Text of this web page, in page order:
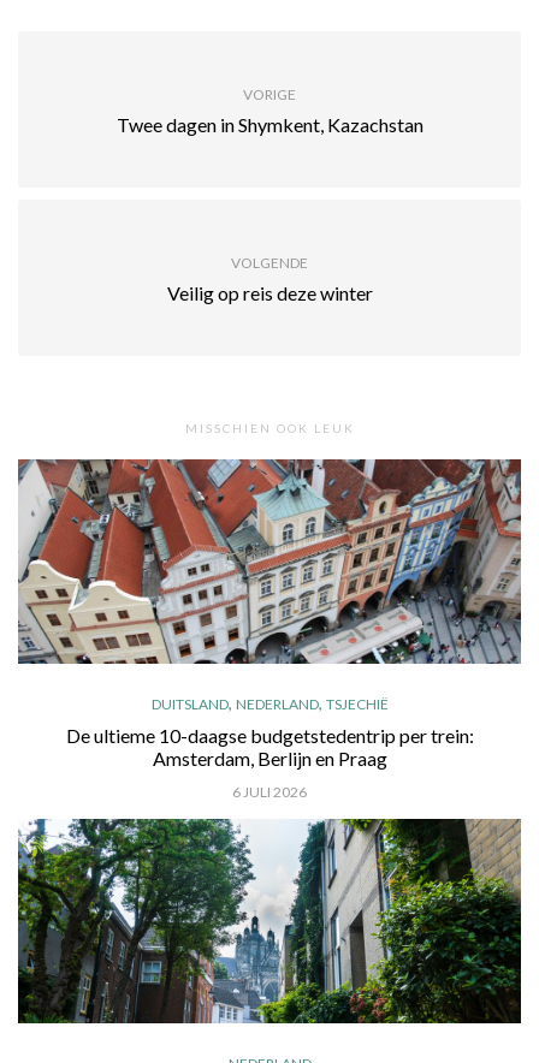
VORIGE
Twee dagen in Shymkent, Kazachstan
VOLGENDE
Veilig op reis deze winter
MISSCHIEN OOK LEUK
DUITSLAND, NEDERLAND, TSJECHIË
De ultieme 10-daagse budgetstedentrip per trein:
Amsterdam, Berlijn en Praag
6 JULI 2026